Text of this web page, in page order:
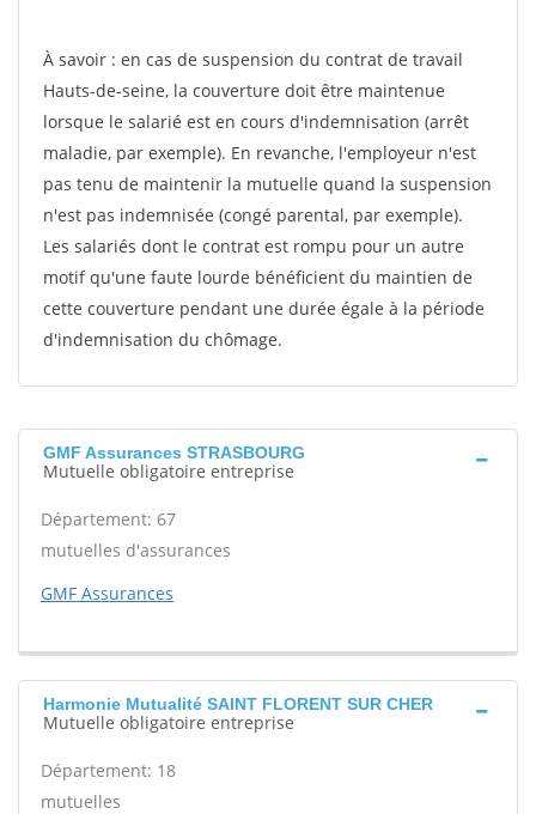
À savoir : en cas de suspension du contrat de travail
Hauts-de-seine, la couverture doit être maintenue
lorsque le salarié est en cours d'indemnisation (arrêt
maladie, par exemple). En revanche, l'employeur n'est
pas tenu de maintenir la mutuelle quand la suspension
n'est pas indemnisée (congé parental, par exemple).
Les salariés dont le contrat est rompu pour un autre
motif qu'une faute lourde bénéficient du maintien de
cette couverture pendant une durée égale à la période
d'indemnisation du chômage.
GMF Assurances STRASBOURG
Mutuelle obligatoire entreprise
Département: 67
mutuelles d'assurances
GMF Assurances
Harmonie Mutualité SAINT FLORENT SUR CHER
Mutuelle obligatoire entreprise
Département: 18
mutuelles